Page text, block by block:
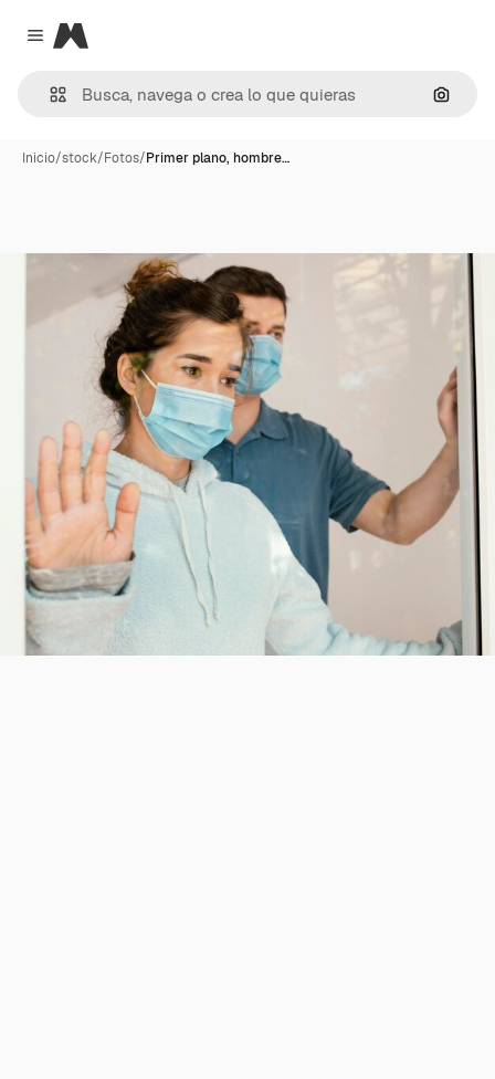
Close menu
Magnific
Inicio/stock/Fotos/Primer plano, hombre…